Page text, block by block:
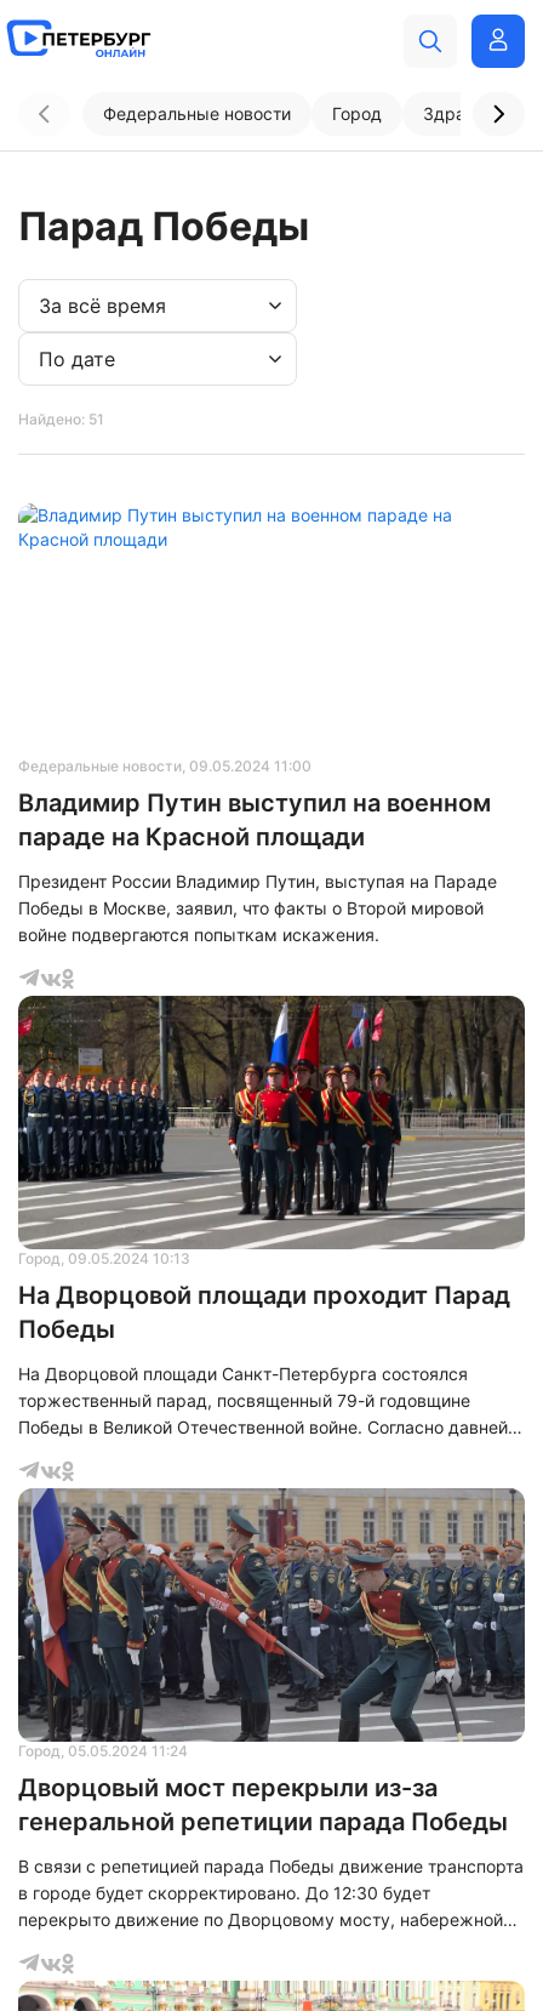
Федеральные новости Город
Парад Победы
Найдено: 51
Федеральные новости, 09.05.2024 11:00
Владимир Путин выступил на военном
параде на Красной площади
Президент России Владимир Путин, выступая на Параде
Победы в Москве, заявил, что факты о Второй мировой
войне подвергаются попыткам искажения.
Город, 09.05.2024 10:13
На Дворцовой площади проходит Парад
Победы
На Дворцовой площади Санкт-Петербурга состоялся
торжественный парад, посвященный 79-й годовщине
Победы в Великой Отечественной войне. Согласно давней
Российской Федерации и Знамя Победы, являющееся
символом триумфа советского народа. Генерал-лейтенант
Сергей Баканеев, командующий парадом и начальник
Михайловской военной артиллерийской академии,
совместно с принимающим парад генерал-лейтенантом
Рустамом Миннекаевым, заместителем командующего
войск
Город, 05.05.2024 11:24
Дворцовый мост перекрыли из-за
генеральной репетиции парада Победы
В связи с репетицией парада Победы движение транспорта
в городе будет скорректировано. До 12:30 будет
перекрыто движение по Дворцовому мосту, набережной
Миллионной улице, набережной Зимней канавки,
Дворцовой и Адмиралтейской набережным.